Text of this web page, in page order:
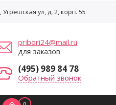
, Угрешская ул, д. 2, корп. 55
pribori24@mail.ru
для заказов
(495) 989 84 78
Обратный звонок